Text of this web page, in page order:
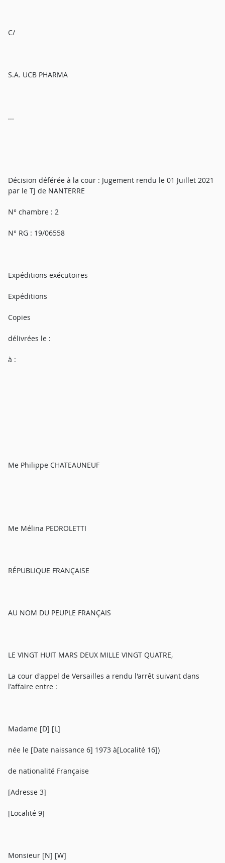
C/
S.A. UCB PHARMA
...
Décision déférée à la cour : Jugement rendu le 01 Juillet 2021
par le TJ de NANTERRE
N° chambre : 2
N° RG : 19/06558
Expéditions exécutoires
Expéditions
Copies
délivrées le :
à :
Me Philippe CHATEAUNEUF
Me Mélina PEDROLETTI
RÉPUBLIQUE FRANÇAISE
AU NOM DU PEUPLE FRANÇAIS
LE VINGT HUIT MARS DEUX MILLE VINGT QUATRE,
La cour d'appel de Versailles a rendu l'arrêt suivant dans
l'affaire entre :
Madame [D] [L]
née le [Date naissance 6] 1973 à[Localité 16])
de nationalité Française
[Adresse 3]
[Localité 9]
Monsieur [N] [W]